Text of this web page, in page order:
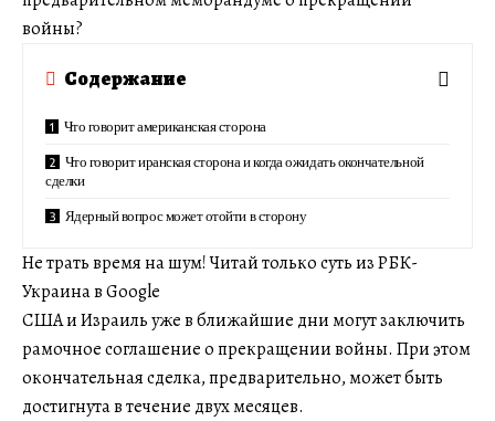
войны?
Содержание
Что говорит американская сторона
Что говорит иранская сторона и когда ожидать окончательной
сделки
Ядерный вопрос может отойти в сторону
Не трать время на шум! Читай только суть из РБК-
Украина в Google
США и Израиль уже в ближайшие дни могут заключить
рамочное соглашение о прекращении войны. При этом
окончательная сделка, предварительно, может быть
достигнута в течение двух месяцев.